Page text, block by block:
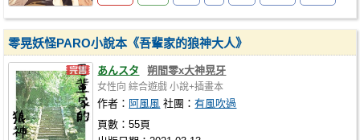
零晃妖怪PARO小說本《吾輩家的狼神大人》
あんスタ 朔間零x大神晃牙
女性向 綜合遊戲 小說+插畫本
作者： 阿風風 社團：有風吹過
頁數：55頁